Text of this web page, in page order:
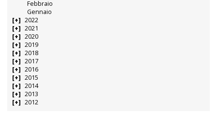
Febbraio
Gennaio
2022
2021
2020
2019
2018
2017
2016
2015
2014
2013
2012